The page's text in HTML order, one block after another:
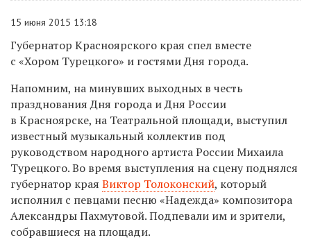
15 июня 2015 13:18
Губернатор Красноярского края спел вместе
с «Хором Турецкого» и гостями Дня города.
Напомним, на минувших выходных в честь
празднования Дня города и Дня России
в Красноярске, на Театральной площади, выступил
известный музыкальный коллектив под
руководством народного артиста России Михаила
Турецкого. Во время выступления на сцену поднялся
губернатор края Виктор Толоконский, который
исполнил с певцами песню «Надежда» композитора
Александры Пахмутовой. Подпевали им и зрители,
собравшиеся на площади.